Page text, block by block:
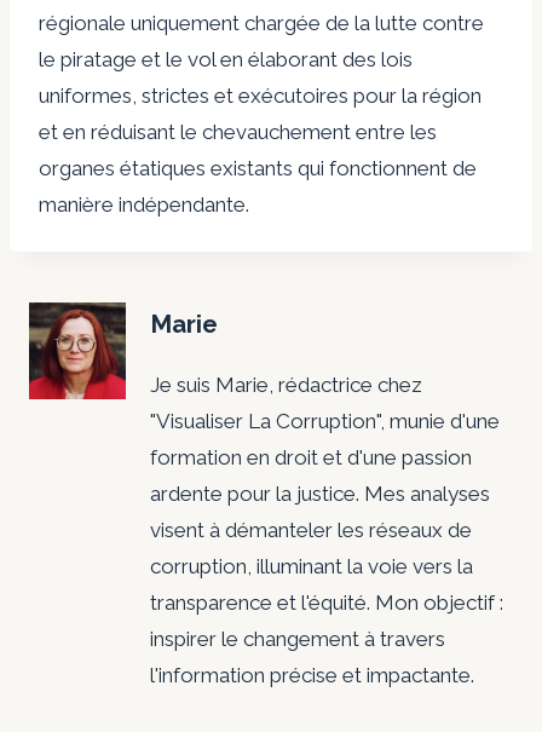
régionale uniquement chargée de la lutte contre
le piratage et le vol en élaborant des lois
uniformes, strictes et exécutoires pour la région
et en réduisant le chevauchement entre les
organes étatiques existants qui fonctionnent de
manière indépendante.
Marie
Je suis Marie, rédactrice chez
"Visualiser La Corruption", munie d'une
formation en droit et d'une passion
ardente pour la justice. Mes analyses
visent à démanteler les réseaux de
corruption, illuminant la voie vers la
transparence et l'équité. Mon objectif :
inspirer le changement à travers
l'information précise et impactante.